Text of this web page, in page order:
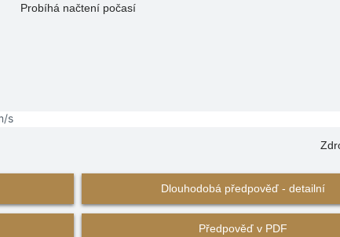
Probíhá načtení počasí
Dlouhodobá předpověď - detailní
Předpověď v PDF